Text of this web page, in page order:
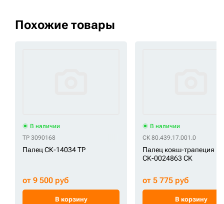
Похожие товары
В наличии
TP 3090168
Палец СК-14034 TP
от 9 500 руб
В корзину
В наличии
СК 80.439.17.001.0
Палец ковш-трапеция
СК-0024863 СК
от 5 775 руб
В корзину